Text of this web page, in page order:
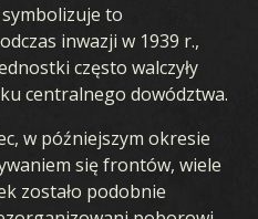
to
inwazji w 1939 r.,
często walczyły
centralnego dowództwa.
w późniejszym okresie
się frontów, wiele
zostało podobnie